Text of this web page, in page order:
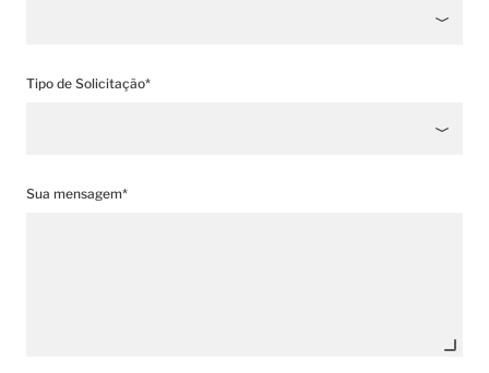
Tipo de Solicitação*
Sua mensagem*